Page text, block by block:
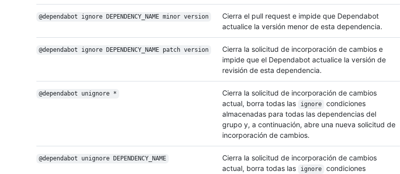
@dependabot ignore DEPENDENCY_NAME minor version
Cierra el pull request e impide que Dependabot
actualice la versión menor de esta dependencia.
@dependabot ignore DEPENDENCY_NAME patch version
Cierra la solicitud de incorporación de cambios e
impide que el Dependabot actualice la versión de
revisión de esta dependencia.
@dependabot unignore *
Cierra la solicitud de incorporación de cambios
actual, borra todas las
ignore
condiciones
almacenadas para todas las dependencias del
grupo y, a continuación, abre una nueva solicitud de
incorporación de cambios.
@dependabot unignore DEPENDENCY_NAME
Cierra la solicitud de incorporación de cambios
actual, borra todas las
ignore
condiciones